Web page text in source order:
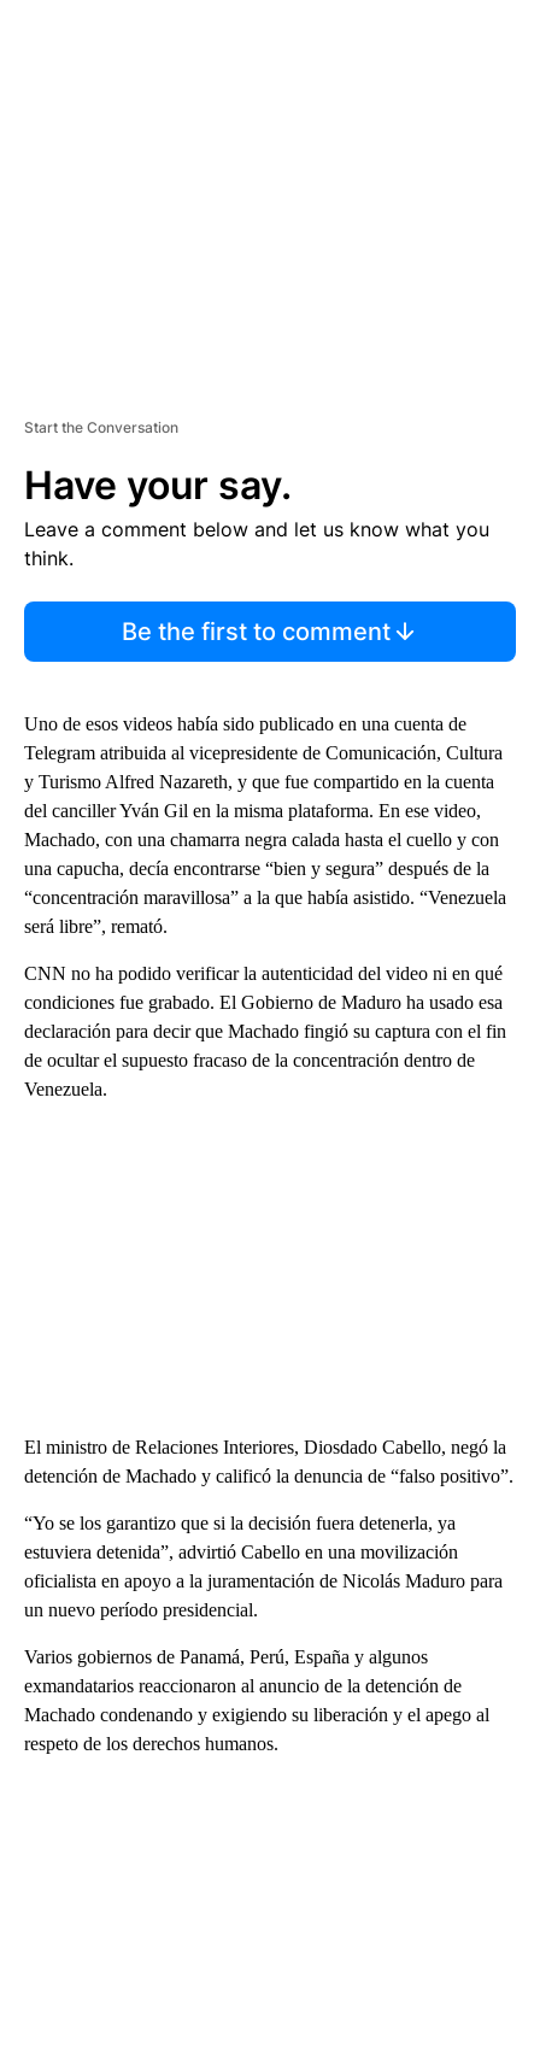
Start the Conversation
Have your say.
Leave a comment below and let us know what you
think.
Be the first to comment
Uno de esos videos había sido publicado en una cuenta de
Telegram atribuida al vicepresidente de Comunicación, Cultura
y Turismo Alfred Nazareth, y que fue compartido en la cuenta
del canciller Yván Gil en la misma plataforma. En ese video,
Machado, con una chamarra negra calada hasta el cuello y con
una capucha, decía encontrarse “bien y segura” después de la
“concentración maravillosa” a la que había asistido. “Venezuela
será libre”, remató.
CNN no ha podido verificar la autenticidad del video ni en qué
condiciones fue grabado. El Gobierno de Maduro ha usado esa
declaración para decir que Machado fingió su captura con el fin
de ocultar el supuesto fracaso de la concentración dentro de
Venezuela.
El ministro de Relaciones Interiores, Diosdado Cabello, negó la
detención de Machado y calificó la denuncia de “falso positivo”.
“Yo se los garantizo que si la decisión fuera detenerla, ya
estuviera detenida”, advirtió Cabello en una movilización
oficialista en apoyo a la juramentación de Nicolás Maduro para
un nuevo período presidencial.
Varios gobiernos de Panamá, Perú, España y algunos
exmandatarios reaccionaron al anuncio de la detención de
Machado condenando y exigiendo su liberación y el apego al
respeto de los derechos humanos.